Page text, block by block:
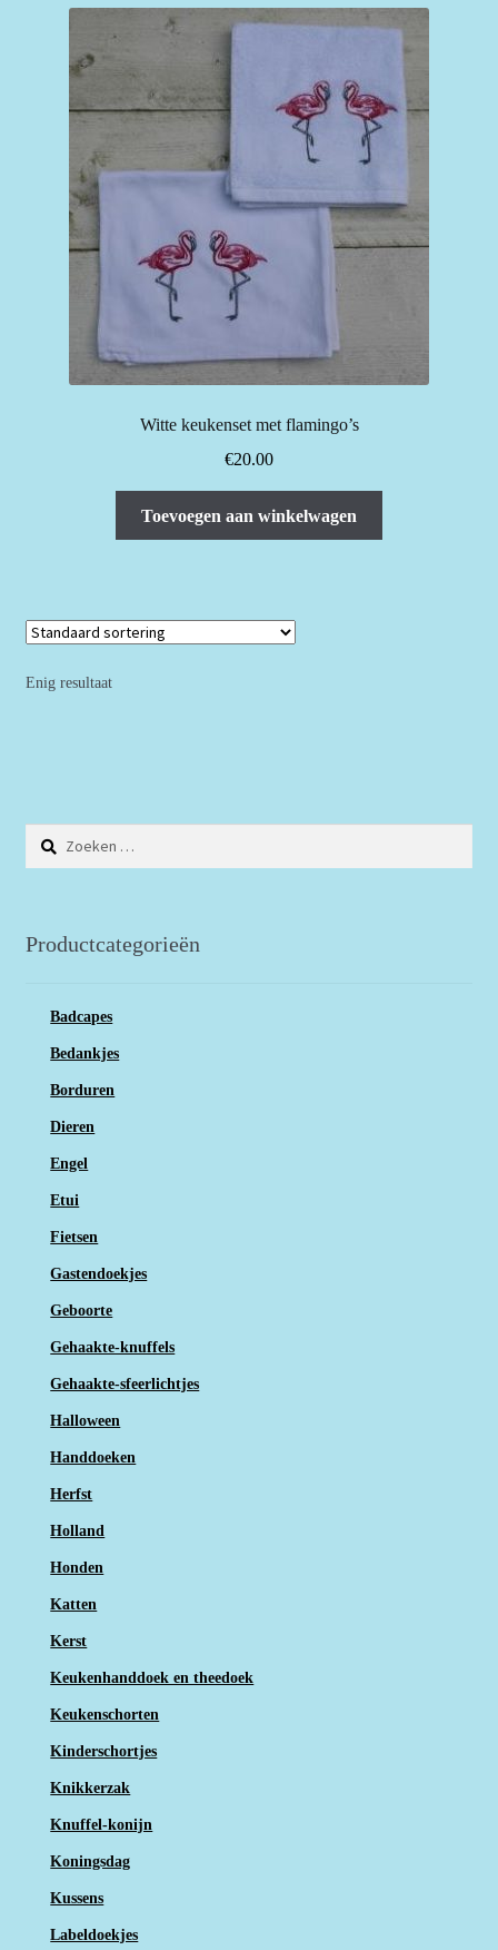
Witte keukenset met flamingo’s
€20.00
Toevoegen aan winkelwagen
Enig resultaat
Zoeken
naar:
Productcategorieën
Badcapes
Bedankjes
Borduren
Dieren
Engel
Etui
Fietsen
Gastendoekjes
Geboorte
Gehaakte-knuffels
Gehaakte-sfeerlichtjes
Halloween
Handdoeken
Herfst
Holland
Honden
Katten
Kerst
Keukenhanddoek en theedoek
Keukenschorten
Kinderschortjes
Knikkerzak
Knuffel-konijn
Koningsdag
Kussens
Labeldoekjes